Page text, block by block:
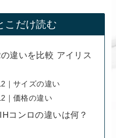
こだけ読む
違いを比較 アイリス
｜サイズの違い
｜価格の違い
コンロの違いは何？